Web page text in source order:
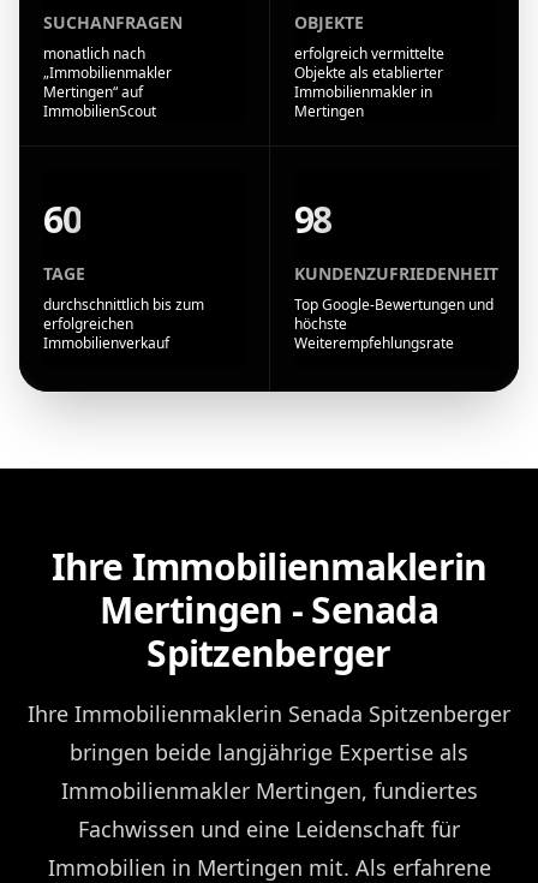
SUCHANFRAGEN
monatlich nach
„Immobilienmakler
Mertingen“ auf
ImmobilienScout
OBJEKTE
erfolgreich vermittelte
Objekte als etablierter
Immobilienmakler in
Mertingen
60
TAGE
durchschnittlich bis zum
erfolgreichen
Immobilienverkauf
98
KUNDENZUFRIEDENHEIT
Top Google-Bewertungen und
höchste
Weiterempfehlungsrate
Ihre Immobilienmaklerin
Mertingen - Senada
Spitzenberger
Ihre Immobilienmaklerin Senada Spitzenberger
bringen beide langjährige Expertise als
Immobilienmakler Mertingen, fundiertes
Fachwissen und eine Leidenschaft für
Immobilien in Mertingen mit. Als erfahrene